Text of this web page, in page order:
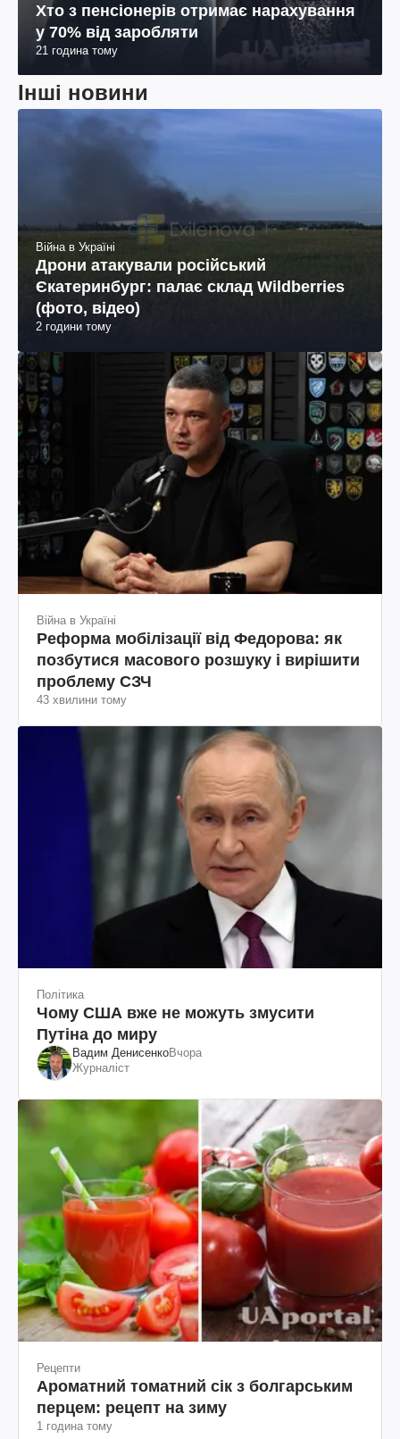
Хто з пенсіонерів отримає нарахування
у 70% від заробляти
21 година тому
Інші новини
Війна в Україні
Дрони атакували російський
Єкатеринбург: палає склад Wildberries
(фото, відео)
2 години тому
Війна в Україні
Реформа мобілізації від Федорова: як
позбутися масового розшуку і вирішити
проблему СЗЧ
43 хвилини тому
Політика
Чому США вже не можуть змусити
Путіна до миру
Вадим ДенисенкоВчора
Журналіст
Рецепти
Ароматний томатний сік з болгарським
перцем: рецепт на зиму
1 година тому